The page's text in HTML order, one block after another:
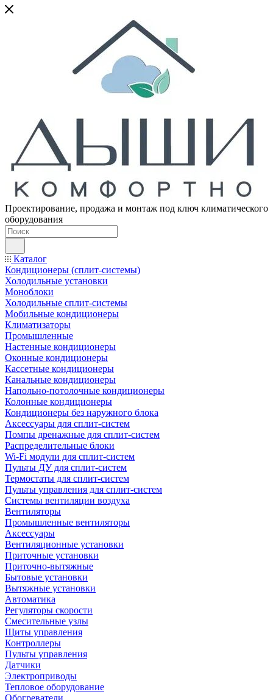
Проектирование, продажа и монтаж под ключ климатического
оборудования
Каталог
Кондиционеры (сплит-системы)
Холодильные установки
Моноблоки
Холодильные сплит-системы
Мобильные кондиционеры
Климатизаторы
Промышленные
Настенные кондиционеры
Оконные кондиционеры
Кассетные кондиционеры
Канальные кондиционеры
Напольно-потолочные кондиционеры
Колонные кондиционеры
Кондиционеры без наружного блока
Аксессуары для сплит-систем
Помпы дренажные для сплит-систем
Распределительные блоки
Wi-Fi модули для сплит-систем
Пульты ДУ для сплит-систем
Термостаты для сплит-систем
Пульты управления для сплит-систем
Системы вентиляции воздуха
Вентиляторы
Промышленные вентиляторы
Аксессуары
Вентиляционные установки
Приточные установки
Приточно-вытяжные
Бытовые установки
Вытяжные установки
Автоматика
Регуляторы скорости
Смесительные узлы
Щиты управления
Контроллеры
Пульты управления
Датчики
Электроприводы
Тепловое оборудование
Обогреватели